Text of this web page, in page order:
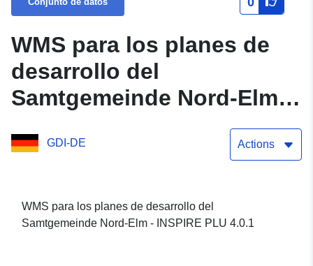
WMS para los planes de
desarrollo del
Samtgemeinde Nord-Elm -
GDI-DE Actions
WMS para los planes de desarrollo del
Samtgemeinde Nord-Elm - INSPIRE PLU 4.0.1